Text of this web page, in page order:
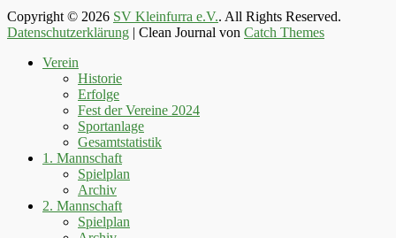
Copyright © 2026 SV Kleinfurra e.V.. All Rights Reserved.
Datenschutzerklärung | Clean Journal von Catch Themes
scrollenVerein
Historie
Erfolge
Fest der Vereine 2024
Sportanlage
Gesamtstatistik
1. Mannschaft
Spielplan
Archiv
2. Mannschaft
Spielplan